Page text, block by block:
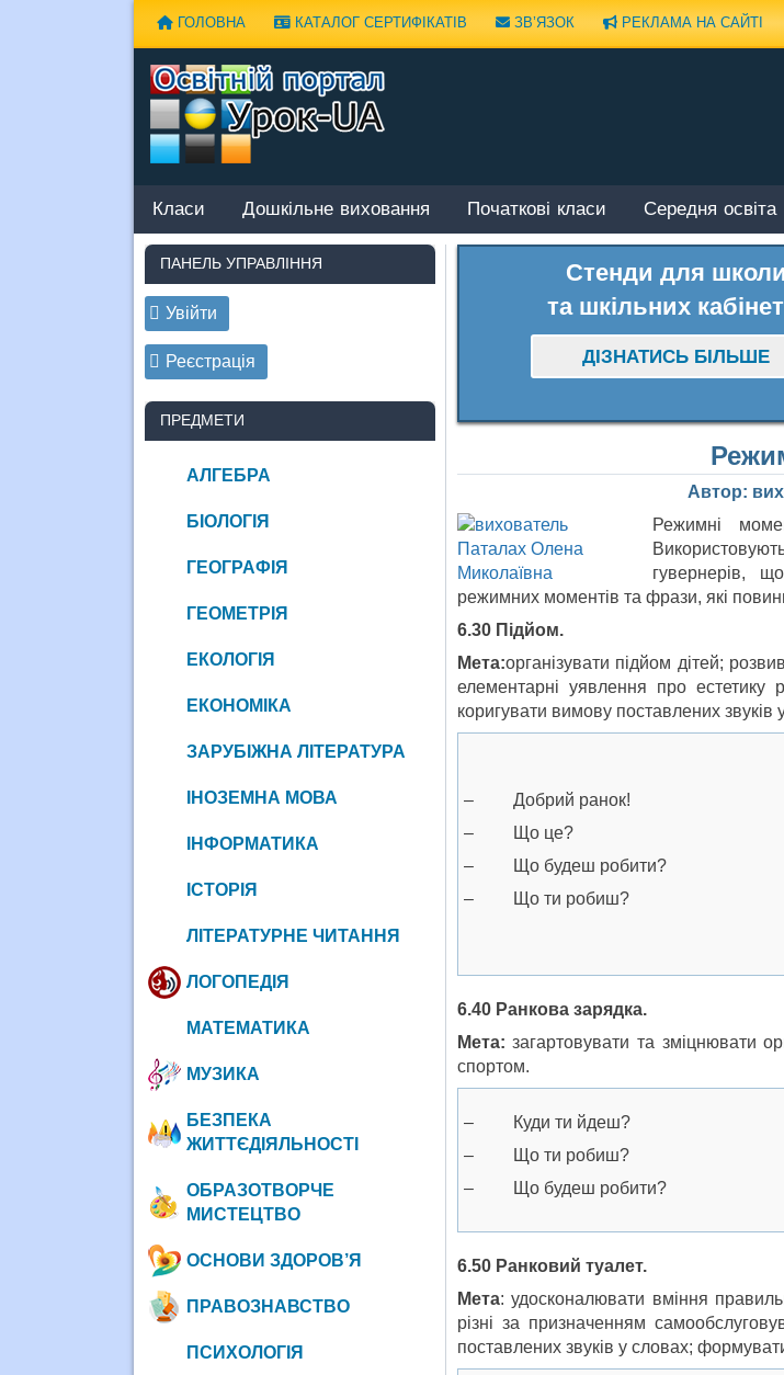
ГОЛОВНА КАТАЛОГ СЕРТИФІКАТІВ ЗВ’ЯЗОК РЕКЛАМА НА САЙТІ
Класи Дошкільне виховання Початкові класи Середня освіта
Стенди для школи
та шкільних
ДІЗНАТИСЬ БІЛЬШЕ
Автор:
Режимні
гувернерів,
режимних моментів та фрази, які
6.30 Підйом.
Мета:організувати підйом дітей;
елементарні уявлення про естетику
коригувати вимову поставлених звуків
– Добрий ранок!
– Що це?
– Що будеш робити?
– Що ти робиш?
6.40 Ранкова зарядка.
Мета:загартовувати та зміцнювати
спортом.
– Куди ти йдеш?
– Що ти робиш?
– Що будеш робити?
6.50 Ранковий туалет.
Мета: удосконалювати вміння
різні за призначенням
поставлених звуків у словах;
ПАНЕЛЬ УПРАВЛІННЯ
Увійти
Реєстрація
ПРЕДМЕТИ
АЛГЕБРА
БІОЛОГІЯ
ГЕОГРАФІЯ
ГЕОМЕТРІЯ
ЕКОЛОГІЯ
ЕКОНОМІКА
ЗАРУБІЖНА ЛІТЕРАТУРА
ІНОЗЕМНА МОВА
ІНФОРМАТИКА
ІСТОРІЯ
ЛІТЕРАТУРНЕ ЧИТАННЯ
ЛОГОПЕДІЯ
МАТЕМАТИКА
МУЗИКА
БЕЗПЕКА
ЖИТТЄДІЯЛЬНОСТІ
ОБРАЗОТВОРЧЕ
МИСТЕЦТВО
ОСНОВИ ЗДОРОВ’Я
ПРАВОЗНАВСТВО
ПСИХОЛОГІЯ